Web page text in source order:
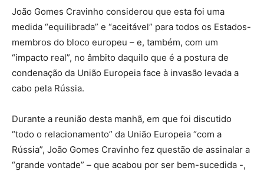
João Gomes Cravinho considerou que esta foi uma
medida “equilibrada” e “aceitável” para todos os Estados-
membros do bloco europeu – e, também, com um
“impacto real”, no âmbito daquilo que é a postura de
condenação da União Europeia face à invasão levada a
cabo pela Rússia.
Durante a reunião desta manhã, em que foi discutido
“todo o relacionamento” da União Europeia “com a
Rússia”, João Gomes Cravinho fez questão de assinalar a
“grande vontade” – que acabou por ser bem-sucedida -,